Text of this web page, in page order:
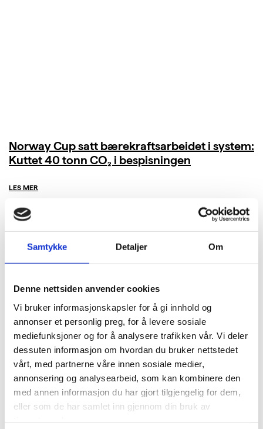
Samtykke Detaljer Om
Denne nettsiden anvender cookies
Vi bruker informasjonskapsler for å gi innhold og
annonser et personlig preg, for å levere sosiale
mediefunksjoner og for å analysere trafikken vår. Vi deler
dessuten informasjon om hvordan du bruker nettstedet
vårt, med partnerne våre innen sosiale medier,
annonsering og analysearbeid, som kan kombinere den
med annen informasjon du har gjort tilgjengelig for dem,
eller som de har samlet inn gjennom din bruk av
Norway Cup satt bærekraftsarbeidet i system:
Kuttet 40 tonn CO₂ i bespisningen
LES MER